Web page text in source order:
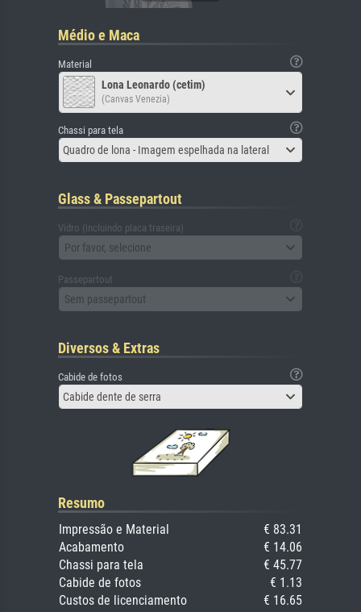
Médio e Maca
Material
Lona Leonardo (cetim)
(Canvas Venezia)
Chassi para tela
Quadro de lona - Imagem espelhada na lateral
Glass & Passepartout
Vidro (incluindo placa traseira)
Por favor, selecione
Passepartout
Sem passepartout
Diversos & Extras
Cabide de fotos
Cabide dente de serra
Resumo
Impressão e Material
€ 83.31
Acabamento
€ 14.06
Chassi para tela
€ 45.77
Cabide de fotos
€ 1.13
Custos de licenciamento
€ 16.65